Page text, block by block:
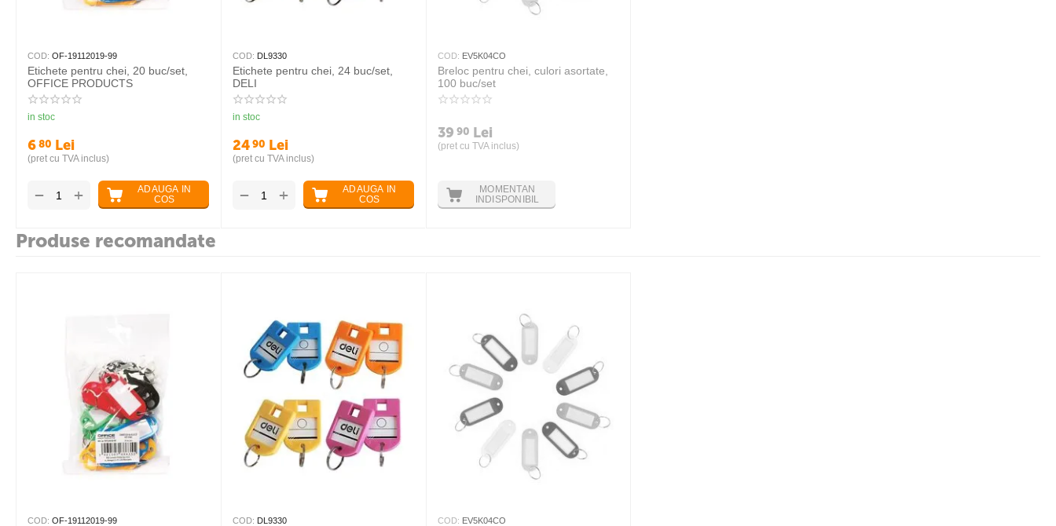
COD: OF-19112019-99
Etichete pentru chei, 20 buc/set,
OFFICE PRODUCTS
in stoc
680 Lei
(pret cu TVA inclus)
ADAUGA IN
COS
+
−
COD: DL9330
Etichete pentru chei, 24 buc/set,
DELI
in stoc
2490 Lei
(pret cu TVA inclus)
ADAUGA IN
COS
+
−
COD: EV5K04CO
Breloc pentru chei, culori asortate,
100 buc/set
39 90 Lei
(pret cu TVA inclus)
MOMENTAN
INDISPONIBIL
Produse recomandate
COD: OF-19112019-99 COD: DL9330 COD: EV5K04CO